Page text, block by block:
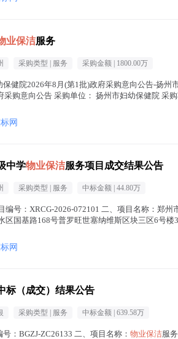
业保洁服务
采购类型 | 服务 采购金额 | 1800.00万
保健院2026年8月(第1批)政府采购意向公告-扬州
采购意向公告 采购单位： 扬州市妇幼保健院 采
网
中学物业保洁服务项目成交结果公告
采购类型 | 服务 中标金额 | 44.80万
编号：XRCG-2026-072101 二、项目名称：郑州
区国基路168号普罗旺世塞纳维斯区块三区6号
网
标（成交）结果公告
采购类型 | 服务 中标金额 | 639.58万
号：BGZJ-ZC26133 二、项目名称： 物业保洁服